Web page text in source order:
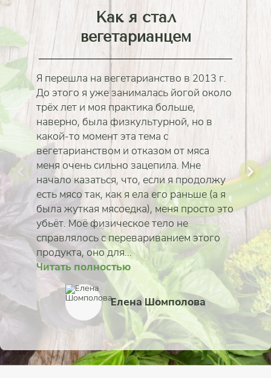
Как я стал
вегетарианцем
Я перешла на вегетарианство в 2013 г.
До этого я уже занималась йогой около
трёх лет и моя практика больше,
наверно, была физкультурной, но в
какой-то момент эта тема с
вегетарианством и отказом от мяса
меня очень сильно зацепила. Мне
начало казаться, что, если я продолжу
есть мясо так, как я ела его раньше (а я
была жуткая мясоедка), меня просто это
убьёт. Моё физическое тело не
справлялось с перевариванием этого
продукта, оно для...
Читать полностью
Елена Шомполова
Читать полностью
Михаил Мухин
Читать полностью
Родион Головачёв
Читать полностью
Ольга
Читать полностью
Ольга Савина
Читать полностью
Екатерина Короткая
Читать полностью
Анна Катрич
Читать полностью
Владимир Васильев